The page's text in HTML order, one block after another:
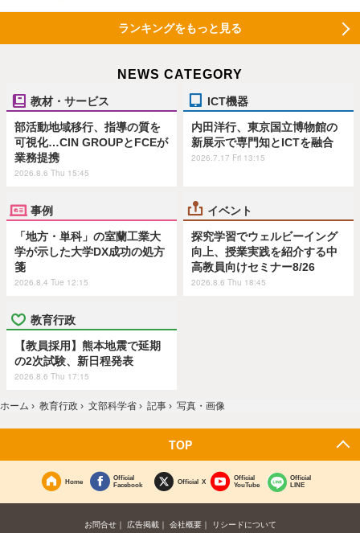
ランキングをもっと見る
NEWS CATEGORY
教材・サービス
部活動地域移行、指導の質を
可視化…CIN GROUPとFCEが
業務提携
2026.8.6 Thu 15:45
ICT機器
内田洋行、東京国立博物館の
新展示で専門知とICTを融合
2026.7.17 Fri 13:15
事例
「地方・単科」の室蘭工業大
学が示した大学DX成功の処方
箋
2026.8.4 Tue 12:15
イベント
探究学習でウェルビーイング
向上、授業実践を紹介する中
高教員向けセミナー8/26
2026.8.6 Thu 18:45
教育行政
【教員採用】熊本地震で延期
の2次試験、新日程発表
2026.8.6 Thu 17:15
ホーム › 教育行政 › 文部科学省 › 記事 › 写真・画像
TOP
Home
Official
Facebook
Official X
Official
YouTube
Official
LINE
お問合せ 広告掲載 会社概要 リシードについて